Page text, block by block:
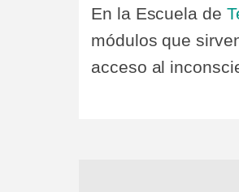
En la Escuela de
módulos que
acceso al